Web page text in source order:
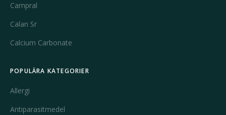
Campral
Calan Sr
Calcium Carbonate
POPULÄRA KATEGORIER
Allergi
Antiparasitmedel